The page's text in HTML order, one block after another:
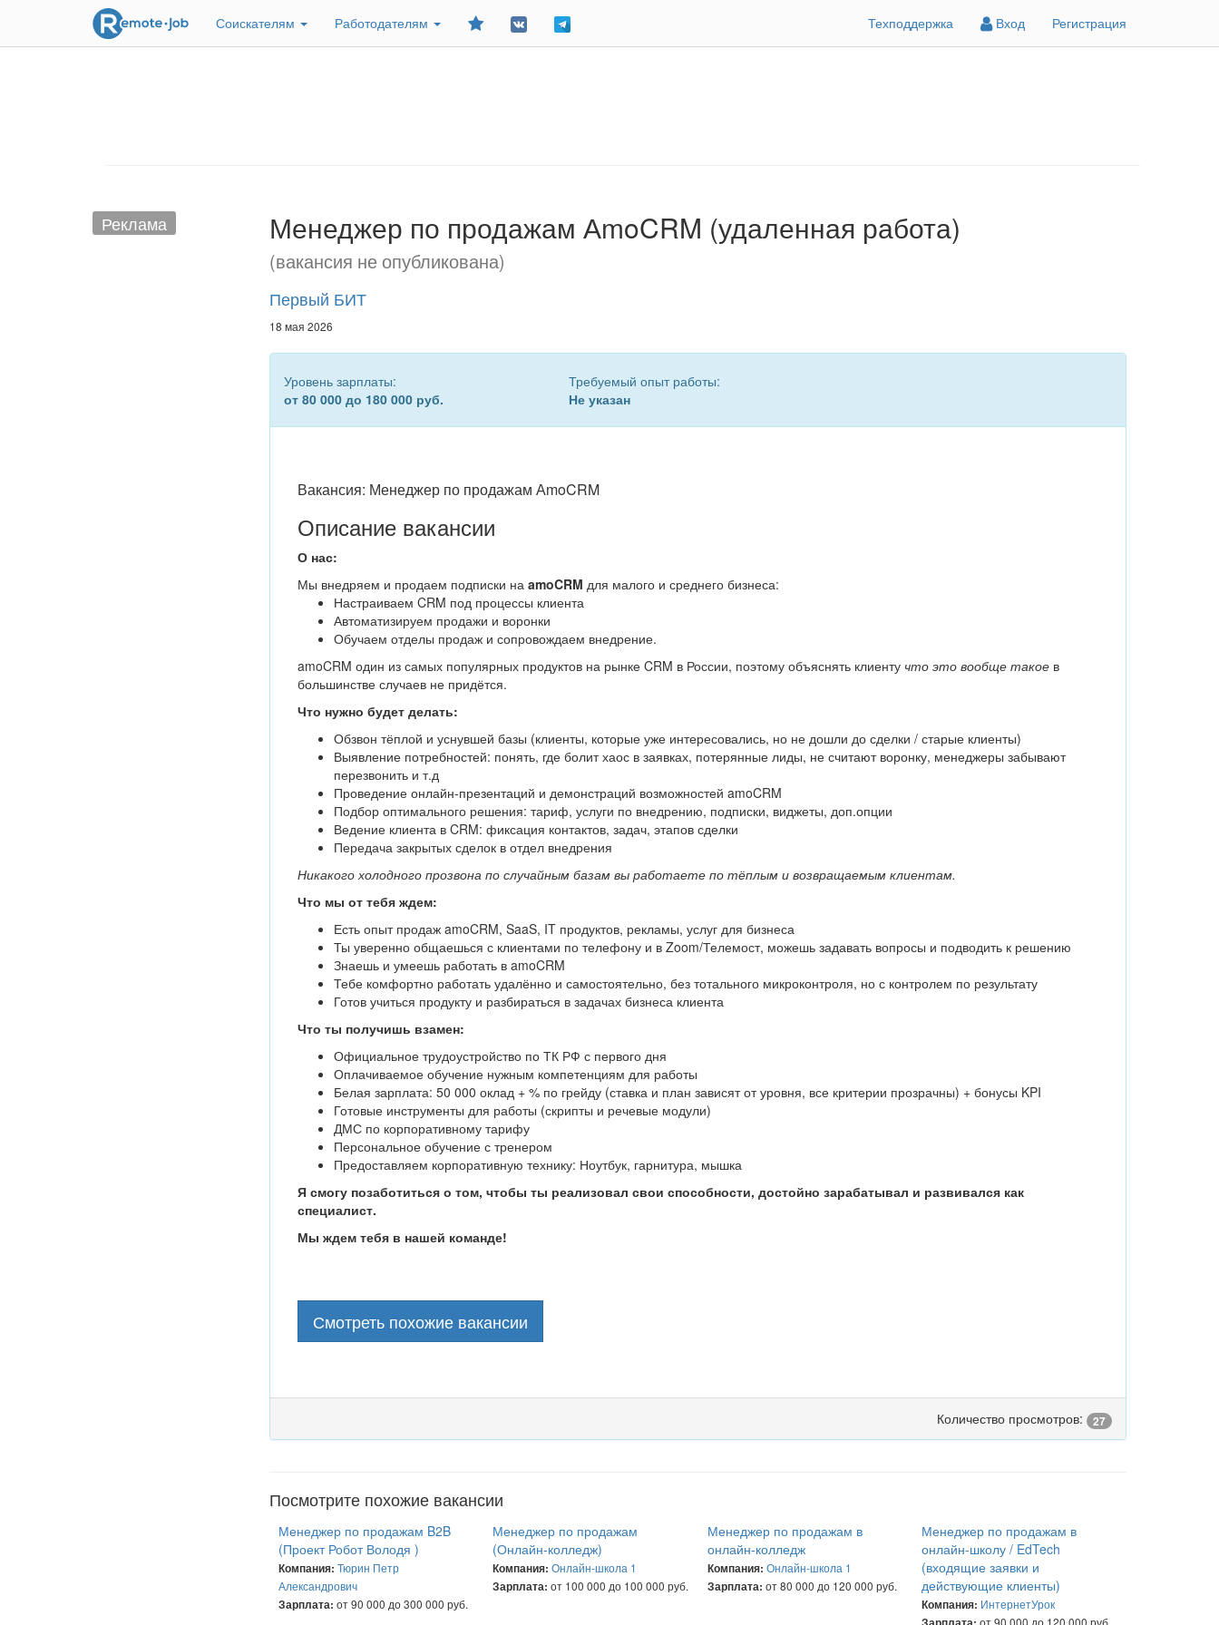
Соискателям Работодателям
Добавить
Техподдержка Вход Регистрация
Реклама Менеджер по продажам АmoCRM (удаленная работа)
(вакансия не опубликована)
Первый БИТ
18 мая 2026
Уровень зарплаты:
от 80 000 до 180 000 руб.
Требуемый опыт работы:
Не указан
Вакансия: Менеджер по продажам АmoCRM
Описание вакансии
О нас:
Мы внедряем и продаем подписки на amoCRM для малого и среднего бизнеса:
Настраиваем CRM под процессы клиента
Автоматизируем продажи и воронки
Обучаем отделы продаж и сопровождаем внедрение.
amoCRM один из самых популярных продуктов на рынке CRM в России, поэтому объяснять клиенту что это вообще такое в
большинстве случаев не придётся.
Что нужно будет делать:
Обзвон тёплой и уснувшей базы (клиенты, которые уже интересовались, но не дошли до сделки / старые клиенты)
Выявление потребностей: понять, где болит хаос в заявках, потерянные лиды, не считают воронку, менеджеры забывают
перезвонить и т.д
Проведение онлайн-презентаций и демонстраций возможностей amoCRM
Подбор оптимального решения: тариф, услуги по внедрению, подписки, виджеты, доп.опции
Ведение клиента в CRM: фиксация контактов, задач, этапов сделки
Передача закрытых сделок в отдел внедрения
Никакого холодного прозвона по случайным базам вы работаете по тёплым и возвращаемым клиентам.
Что мы от тебя ждем:
Есть опыт продаж amoCRM, SaaS, IT продуктов, рекламы, услуг для бизнеса
Ты уверенно общаешься с клиентами по телефону и в Zoom/Телемост, можешь задавать вопросы и подводить к решению
Знаешь и умеешь работать в amoCRM
Тебе комфортно работать удалённо и самостоятельно, без тотального микроконтроля, но с контролем по результату
Готов учиться продукту и разбираться в задачах бизнеса клиента
Что ты получишь взамен:
Официальное трудоустройство по ТК РФ с первого дня
Оплачиваемое обучение нужным компетенциям для работы
Белая зарплата: 50 000 оклад + % по грейду (ставка и план зависят от уровня, все критерии прозрачны) + бонусы KPI
Готовые инструменты для работы (скрипты и речевые модули)
ДМС по корпоративному тарифу
Персональное обучение с тренером
Предоставляем корпоративную технику: Ноутбук, гарнитура, мышка
Я смогу позаботиться о том, чтобы ты реализовал свои способности, достойно зарабатывал и развивался как
специалист.
Мы ждем тебя в нашей команде!
Смотреть похожие вакансии
Количество просмотров: 27
Посмотрите похожие вакансии
Менеджер по продажам B2B
(Проект Робот Володя )
Компания: Тюрин Петр
Александрович
Зарплата: от 90 000 до 300 000 руб.
Менеджер по продажам
(Онлайн-колледж)
Компания: Онлайн-школа 1
Зарплата: от 100 000 до 100 000 руб.
Менеджер по продажам в
онлайн-колледж
Компания: Онлайн-школа 1
Зарплата: от 80 000 до 120 000 руб.
Менеджер по продажам в
онлайн-школу / EdTech
(входящие заявки и
действующие клиенты)
Компания: ИнтернетУрок